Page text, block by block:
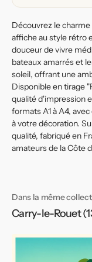
Découvrez le
affiche au style rétro
douceur de vivre
bateaux amarrés et
soleil, offrant une
Disponible en tirage
qualité d'impression
formats A1 à A4,
à votre décoration.
qualité, fabriqué en
amateurs de la Côte
Dans la même
Carry-le-Rouet
Affiche